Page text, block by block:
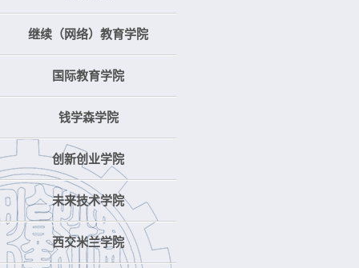
继续（网络）教育学院
国际教育学院
钱学森学院
创新创业学院
未来技术学院
西交米兰学院